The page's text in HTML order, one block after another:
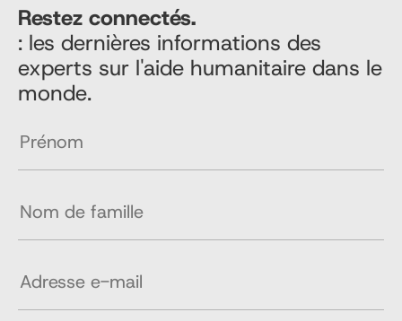
Restez connectés.
: les dernières informations des
experts sur l'aide humanitaire dans le
monde.